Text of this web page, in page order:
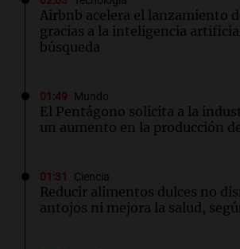
Airbnb acelera el lanzamiento
gracias a la inteligencia
búsqueda
01:49 Mundo
El Pentágono solicita a la
un aumento en la producción
01:31 Ciencia
Reducir alimentos dulces no
antojos ni mejora la salud,